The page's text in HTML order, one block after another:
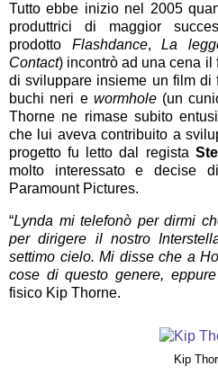
Tutto ebbe inizio nel 2005
produttrici di maggior
prodotto Flashdance,La
Contact) incontrò ad una cena il
di sviluppare insieme un film di
buchi neri e wormhole(un
Thorne ne rimase subito
che lui aveva contribuito a
progetto fu letto dal regista
molto interessato e decise
Paramount Pictures.
“Lynda mi telefonò per dirmi
per dirigere il nostro
settimo cielo. Mi disse che a
cose di questo genere,
fisico Kip Thorne.
Kip